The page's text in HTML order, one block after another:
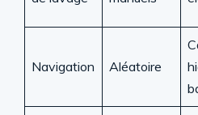
Navigation Aléatoire